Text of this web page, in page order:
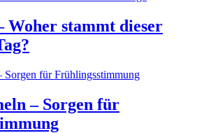
Woher stammt dieser
– Sorgen für